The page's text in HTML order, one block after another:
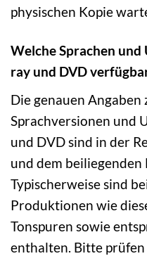
physischen Kopie
Welche Sprachen
ray und DVD
Die genauen
Sprachversionen und
und DVD sind in der
und dem
Typischerweise sind
Produktionen wie
Tonspuren sowie
enthalten. Bitte